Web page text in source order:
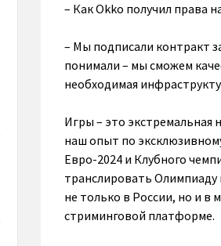
– Как Okko получил права
– Мы подписали контракт
понимали – мы сможем
необходимая
Игры – это экстремальная
наш опыт по
Евро-2024 и Клубного
транслировать Олимпиаду
не только в России, но и в
стриминговой платформе.